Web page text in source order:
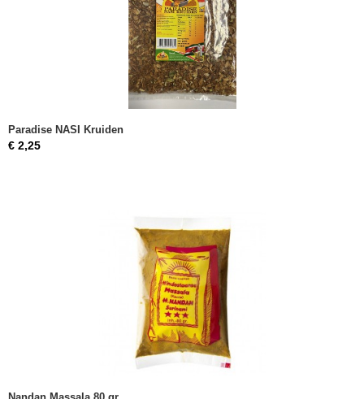
Paradise NASI Kruiden
€ 2,25